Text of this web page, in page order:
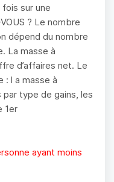
sur une
? Le nombre
dépend du nombre
La masse à
d’affaires net. Le
: l a masse à
type de gains, les
1er
ayant moins